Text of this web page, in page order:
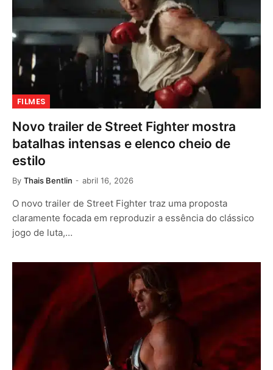
FILMES
Novo trailer de Street Fighter mostra
batalhas intensas e elenco cheio de
estilo
By Thais Bentlin abril 16, 2026
O novo trailer de Street Fighter traz uma proposta
claramente focada em reproduzir a essência do clássico
jogo de luta,…